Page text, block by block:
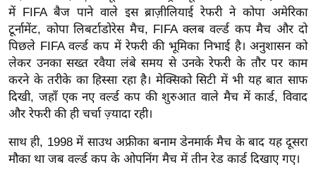
ज
न
ज
ग
त
बॉ
वु
में FIFA बैज पाने वाले इस ब्राज़ीलियाई रेफरी ने कोपा अमेरिका
टूर्नामेंट, कोपा लिबर्टाडोरेस मैच, FIFA क्लब वर्ल्ड कप मैच और दो
पिछले FIFA वर्ल्ड कप में रेफरी की भूमिका निभाई है। अनुशासन को
लेकर उनका सख्त रवैया लंबे समय से उनके रेफरी के तौर पर काम
करने के तरीके का हिस्सा रहा है। मेक्सिको सिटी में भी यह बात साफ
दिखी, जहाँ एक नए वर्ल्ड कप की शुरुआत वाले मैच में कार्ड, विवाद
और रेफरी की ही चर्चा ज़्यादा रही।
साथ ही, 1998 में साउथ अफ्रीका बनाम डेनमार्क मैच के बाद यह दूसरा
मौका था जब वर्ल्ड कप के ओपनिंग मैच में तीन रेड कार्ड दिखाए गए।